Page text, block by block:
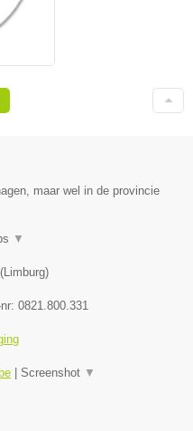
maar wel in de provincie
▼
(Limburg)
0821.800.331
Screenshot ▼